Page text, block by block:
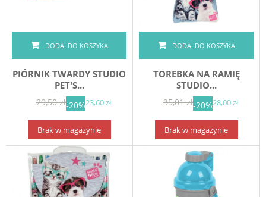
DODAJ DO KOSZYKA
PIÓRNIK TWARDY STUDIO
PET'S...
29,50 zł-20%23,60 zł
Brak w magazynie
DODAJ DO KOSZYKA
TOREBKA NA RAMIĘ
STUDIO...
35,01 zł-20%28,00 zł
Brak w magazynie